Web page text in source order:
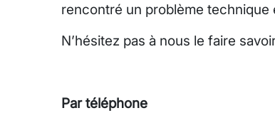
rencontré un problème
N’hésitez pas à nous le faire
Par téléphone